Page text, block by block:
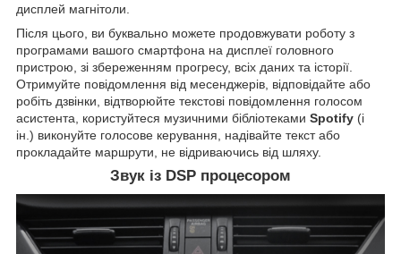
дисплей магнітоли.
Після цього, ви буквально можете продовжувати роботу з
програмами вашого смартфона на дисплеї головного
пристрою, зі збереженням прогресу, всіх даних та історії.
Отримуйте повідомлення від месенджерів, відповідайте або
робіть дзвінки, відтворюйте текстові повідомлення голосом
асистента, користуйтеся музичними бібліотеками Spotify (і
ін.) виконуйте голосове керування, надівайте текст або
прокладайте маршрути, не відриваючись від шляху.
Звук із DSP процесором